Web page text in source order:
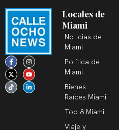
F
a
c
e
b
o
o
I
n
s
t
a
g
r
X
-
t
w
i
t
t
Y
o
u
t
u
b
e
T
i
k
t
o
k
L
i
n
k
e
d
i
Locales de
Miami
Noticias de
Miami
Política de
Miami
Bienes
Raíces Miami
Top 8 Miami
Viaje y